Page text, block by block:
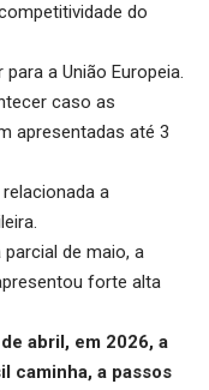
do
a União Europeia.
caso as
apresentadas até 3
a
de maio, a
forte alta
abril, em 2026, a
caminha, a passos